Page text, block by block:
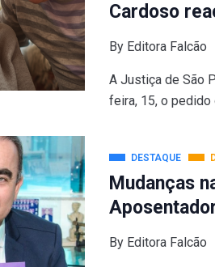
Cardoso
By Editora Falcão
A Justiça de São
feira, 15, o
DESTAQUE
Mudanças
By Editora Falcão